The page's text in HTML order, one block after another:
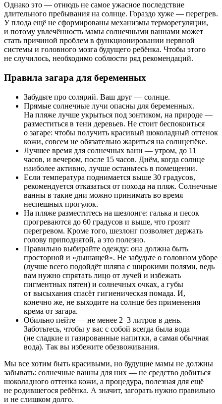
Однако это — отнюдь не самое ужасное последствие
длительного пребывания на солнце. Гораздо хуже — перегрев.
У плода ещё не сформированы механизмы терморегуляции,
и потому увлечённость мамы солнечными ваннами может
стать причиной проблем в функционировании нервной
системы и головного мозга будущего ребёнка. Чтобы этого
не случилось, необходимо соблюсти ряд рекомендаций.
Правила загара для беременных
Забудьте про солярий. Ваш друг — солнце.
Прямые солнечные лучи опасны для беременных.
На пляже лучше укрыться под зонтиком, на природе —
разместиться в тени деревьев. Не стоит беспокоиться
о загаре: чтобы получить красивый шоколадный оттенок
кожи, совсем не обязательно жариться на солнцепёке.
Лучшее время для солнечных ванн — утром, до 11
часов, и вечером, после 15 часов. Днём, когда солнце
наиболее активно, лучше останьтесь в помещении.
Если температура поднимается выше 30 градусов,
рекомендуется отказаться от похода на пляж. Солнечные
ванны в такие дни можно принимать во время
неспешных прогулок.
На пляже разместитесь на шезлонге: галька и песок
прогреваются до 60 градусов и выше, что грозит
перегревом. Кроме того, шезлонг позволяет держать
голову приподнятой, а это полезно.
Правильно выбирайте одежду: она должна быть
просторной и «дышащей». Не забудьте о головном уборе
(лучше всего подойдёт шляпа с широкими полями, ведь
вам нужно спрятать лицо от лучей и избежать
пигментных пятен) и солнечных очках, а губы
от высыхания спасёт гигиеническая помада. И,
конечно же, не выходите на солнце без применения
крема от загара.
Обильно пейте — не менее 2–3 литров в день.
Заботьтесь, чтобы у вас с собой всегда была вода
(не сладкие и газированные напитки, а самая обычная
вода). Так вы избежите обезвоживания.
Мы все хотим быть красивыми, но будущие мамы не должны
забывать: солнечные ванны для них — не средство добиться
шоколадного оттенка кожи, а процедура, полезная для ещё
не родившегося ребёнка. А значит, загорать нужно правильно
и не слишком долго.